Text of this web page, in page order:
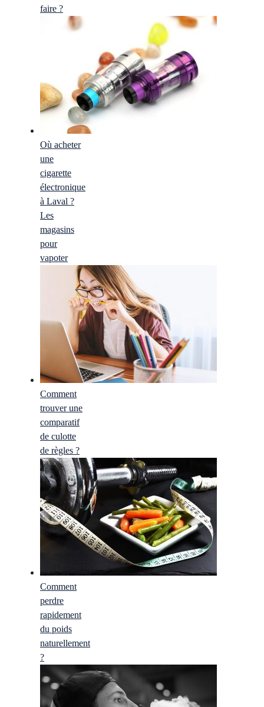
faire ?
Où acheter
une
cigarette
électronique
à Laval ?
Les
magasins
pour
vapoter
Comment
trouver une
comparatif
de culotte
de règles ?
Comment
perdre
rapidement
du poids
naturellement
?